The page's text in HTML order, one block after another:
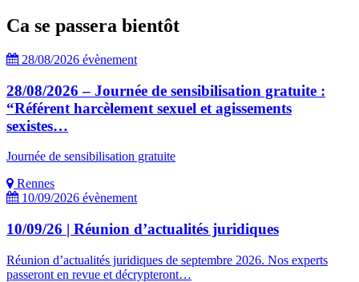
Ca se passera bientôt
28/08/2026 évènement
28/08/2026 – Journée de sensibilisation gratuite :
“Référent harcèlement sexuel et agissements
sexistes…
Journée de sensibilisation gratuite
Rennes
10/09/2026 évènement
10/09/26 | Réunion d’actualités juridiques
Réunion d’actualités juridiques de septembre 2026. Nos experts
passeront en revue et décrypteront…